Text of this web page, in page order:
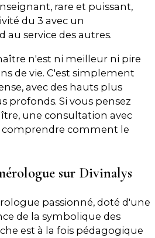
rare et puissant,
du 3 avec un
service des autres.
n'est ni meilleur ni pire
de vie. C'est simplement
avec des hauts plus
profonds. Si vous pensez
une consultation avec
comprendre comment le
sur Divinalys
passionné, doté d'une
de la symbolique des
est à la fois pédagogique